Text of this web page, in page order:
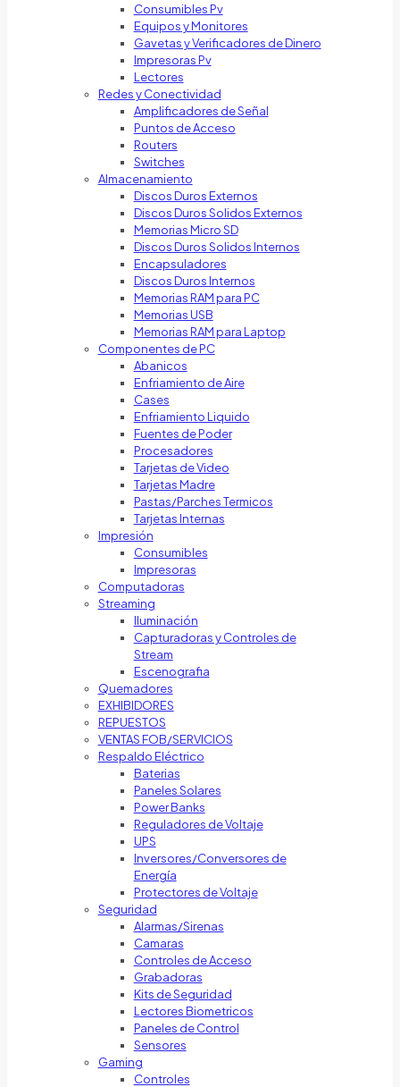
Consumibles Pv
Equipos y Monitores
Gavetas y Verificadores de Dinero
Impresoras Pv
Lectores
Redes y Conectividad
Amplificadores de Señal
Puntos de Acceso
Routers
Switches
Almacenamiento
Discos Duros Externos
Discos Duros Solidos Externos
Memorias Micro SD
Discos Duros Solidos Internos
Encapsuladores
Discos Duros Internos
Memorias RAM para PC
Memorias USB
Memorias RAM para Laptop
Componentes de PC
Abanicos
Enfriamiento de Aire
Cases
Enfriamiento Liquido
Fuentes de Poder
Procesadores
Tarjetas de Video
Tarjetas Madre
Pastas/Parches Termicos
Tarjetas Internas
Impresión
Consumibles
Impresoras
Computadoras
Streaming
Iluminación
Capturadoras y Controles de
Stream
Escenografia
Quemadores
EXHIBIDORES
REPUESTOS
VENTAS FOB/SERVICIOS
Respaldo Eléctrico
Baterias
Paneles Solares
Power Banks
Reguladores de Voltaje
UPS
Inversores/Conversores de
Energía
Protectores de Voltaje
Seguridad
Alarmas/Sirenas
Camaras
Controles de Acceso
Grabadoras
Kits de Seguridad
Lectores Biometricos
Paneles de Control
Sensores
Gaming
Controles